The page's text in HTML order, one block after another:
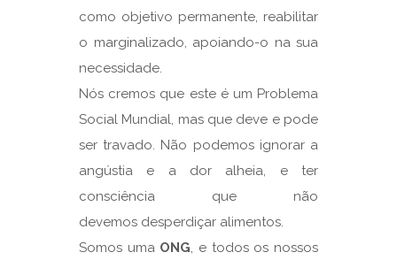
como objetivo permanente, reabilitar
o marginalizado, apoiando-o na sua
necessidade.
Nós cremos que este é um Problema
Social Mundial, mas que deve e pode
ser travado. Não podemos ignorar a
angústia e a dor alheia, e ter
consciência que não
devemos desperdiçar alimentos.
Somos uma ONG, e todos os nossos